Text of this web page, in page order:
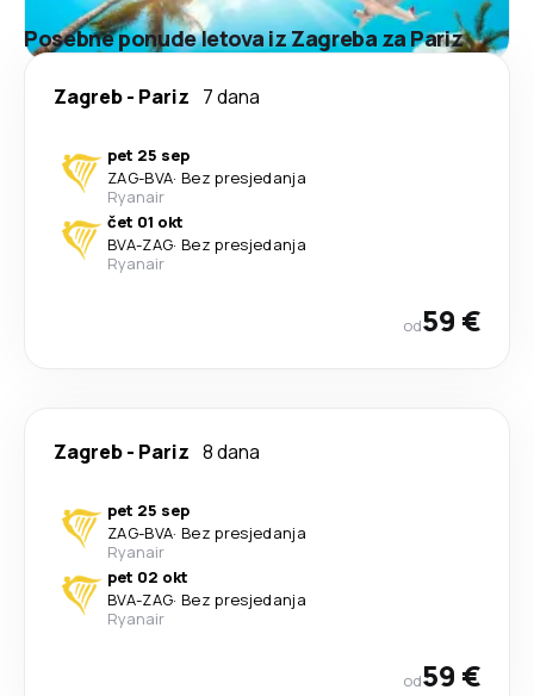
Posebne ponude letova iz Zagreba za Pariz
Zagreb- Pariz 7 dana
pet 25 sep
ZAG-BVA· Bez presjedanja
Ryanair
čet 01 okt
BVA-ZAG· Bez presjedanja
Ryanair
od59 €
Zagreb- Pariz 8 dana
pet 25 sep
ZAG-BVA· Bez presjedanja
Ryanair
pet 02 okt
BVA-ZAG· Bez presjedanja
Ryanair
od59 €